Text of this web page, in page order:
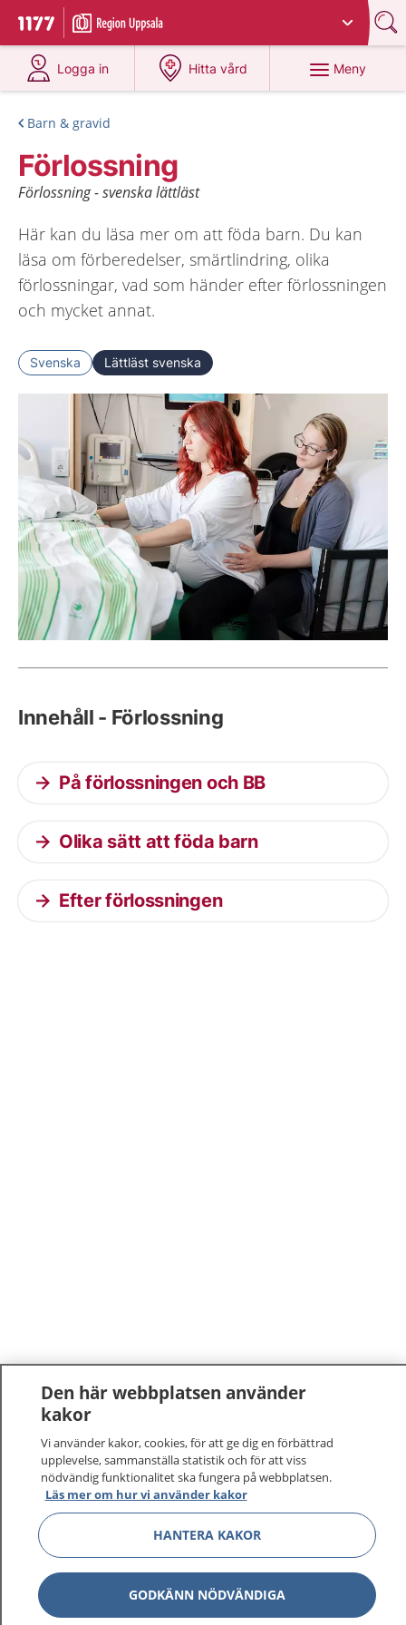
Till startsidan för 1177
Du har valt region
Logga in
på 1177.se
Hitta vård
på 1177.se
Meny
Barn & gravid
Förlossning
Förlossning - svenska lättläst
Här kan du läsa mer om att föda barn. Du kan
läsa om förberedelser, smärtlindring, olika
förlossningar, vad som händer efter förlossningen
och mycket annat.
Svenska Lättläst svenska
Innehåll - Förlossning
På förlossningen och BB
Olika sätt att föda barn
Efter förlossningen
1177–tryggt om din hälsa och vård
På 1177.se får du råd om hälsa och information om
sjukdomar och vilka mottagningar du kan kontakta.
Logga in för att läsa din journal och göra dina
Den här webbplatsen använder
kakor
Vi använder kakor, cookies, för att ge dig en förbättrad
upplevelse, sammanställa statistik och för att viss
nödvändig funktionalitet ska fungera på webbplatsen.
Läs mer om hur vi använder kakor
HANTERA KAKOR
GODKÄNN NÖDVÄNDIGA